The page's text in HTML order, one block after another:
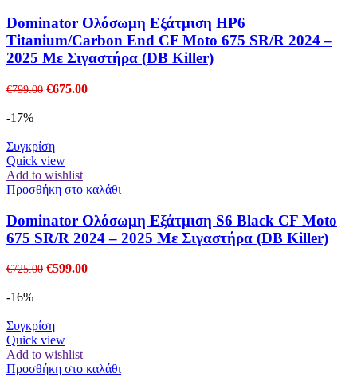
Dominator Ολόσωμη Εξάτμιση HP6
Titanium/Carbon End CF Moto 675 SR/R 2024 –
2025 Με Σιγαστήρα (DB Killer)
€799.00 Original
€675.00Η
-17%
Συγκρίση
Quick view
Add to wishlist
Προσθήκη στο καλάθι
Dominator Ολόσωμη Εξάτμιση S6 Black CF Moto
675 SR/R 2024 – 2025 Με Σιγαστήρα (DB Killer)
€725.00 Original
€599.00Η
-16%
Συγκρίση
Quick view
Add to wishlist
Προσθήκη στο καλάθι